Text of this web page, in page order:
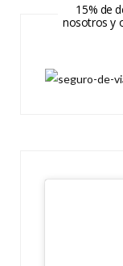
15% de
nosotros y